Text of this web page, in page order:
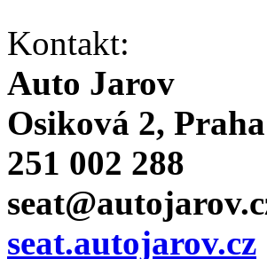
Kontakt:
Auto Jarov
Osiková 2,
251 002 288
seat.autojarov.cz